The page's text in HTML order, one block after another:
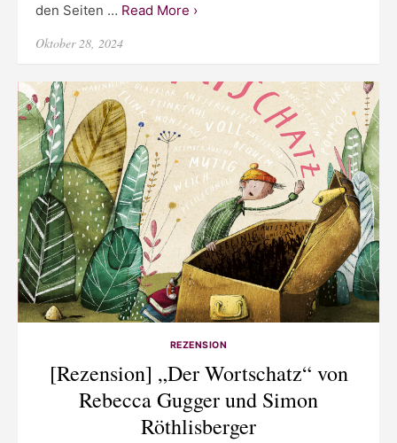
den Seiten … Read More ›
Posted
Oktober 28, 2024
REZENSION
[Rezension] „Der Wortschatz“ von
Rebecca Gugger und Simon
Röthlisberger